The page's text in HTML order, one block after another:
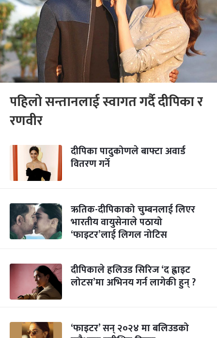
पहिलो सन्तानलाई स्वागत गर्दै दीपिका र
रणवीर
दीपिका पादुकोणले बाफ्टा अवार्ड
वितरण गर्ने
ऋतिक-दीपिकाको चुम्बनलाई लिएर
भारतीय वायुसेनाले पठायो
‘फाइटर’लाई लिगल नोटिस
दीपिकाले हलिउड सिरिज ‘द ह्वाइट
लोटस’मा अभिनय गर्न लागेकी हुन् ?
‘फाइटर’ सन् २०२४ मा बलिउडको